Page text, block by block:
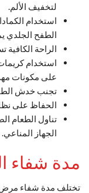
لتخفيف الألم.
استخدام
الطفح الجلدي
الراحة الكافية
استخدام
على مكونات
تجنب خدش
الحفاظ على
تناول الطعام
الجهاز المناعي.
مدة شفاء
تختلف مدة شفاء مرض